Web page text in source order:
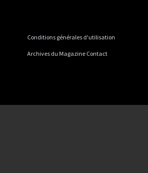
Conditions générales d'utilisation
Archives du Magazine Contact